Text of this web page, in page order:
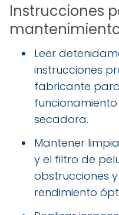
Instrucciones
Leer
instrucciones
fabricante
secadora.
Mantener
y el filtro de
obstrucciones
rendimiento